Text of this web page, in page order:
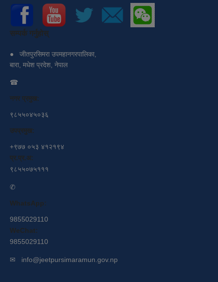
सम्पर्क गर्नुहोस्
●
जीतपुरसिमरा उपमहानगरपालिका,
बारा, मधेश प्रदेश, नेपाल
☎
नगर प्रमुख:
९८५५०४५०३६
उपप्रमुख:
+९७७ ०५३ ४१२१९४
प्र.प्र.अ:
९८५५०७५१११
✆
WhatsApp:
9855029110
WeChat:
9855029110
✉ info@jeetpursimaramun.gov.np